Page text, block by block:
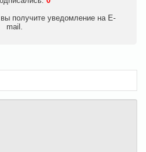
получите уведомление на E-
mail.